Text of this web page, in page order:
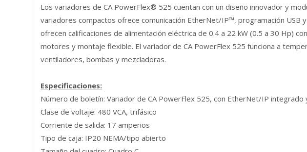
Los variadores de CA PowerFlex® 525 cuentan con un diseño innovador y
variadores compactos ofrece comunicación EtherNet/IP™, programación
ofrecen calificaciones de alimentación eléctrica de 0.4 a 22 kW (0.5 a 30 Hp)
motores y montaje flexible. El variador de CA PowerFlex 525 funciona a
ventiladores, bombas y mezcladoras.
Especificaciones:
Número de boletín: Variador de CA PowerFlex 525, con EtherNet/IP integrado
Clase de voltaje: 480 VCA, trifásico
Corriente de salida: 17 amperios
Tipo de caja: IP20 NEMA/tipo abierto